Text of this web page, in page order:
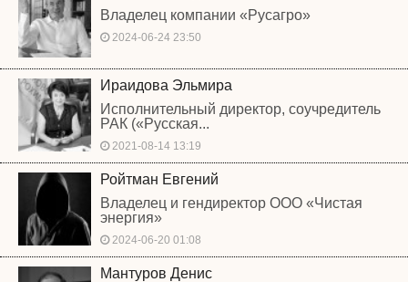
Владелец компании «Русагро»
2024-06-24 23:50
Ираидова Эльмира
Исполнительный директор, соучредитель
РАК («Русская...
2021-08-14 13:19
Ройтман Евгений
Владелец и гендиректор ООО «Чистая
энергия»
2024-06-20 01:08
Мантуров Денис